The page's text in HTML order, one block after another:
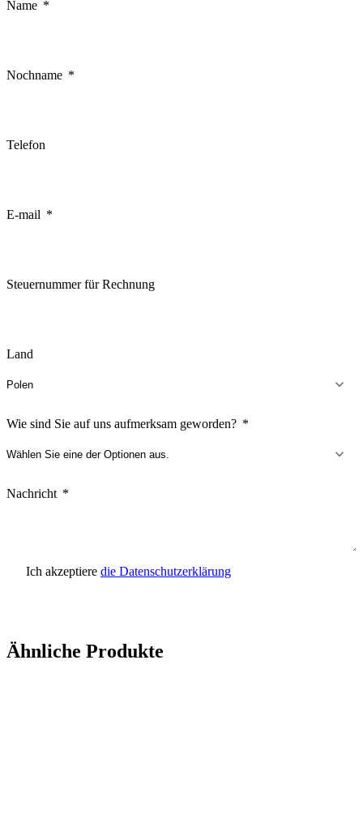
Name
Nochname
Telefon
E-mail
Steuernummer für Rechnung
Land
Wie sind Sie auf uns aufmerksam geworden?
Nachricht
Ich akzeptiere die Datenschutzerklärung
Ähnliche Produkte